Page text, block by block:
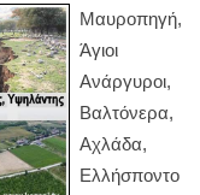
Μαυροπηγή,
Άγιοι
Ανάργυροι,
Βαλτόνερα,
Αχλάδα,
Ελλήσποντο